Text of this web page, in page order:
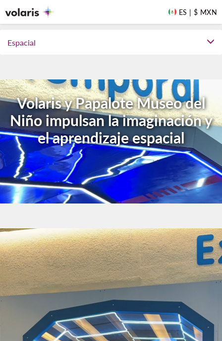
ES | $ MXN
Espacial
Volaris y Papalote Museo del
Niño impulsan la imaginación y
el aprendizaje espacial